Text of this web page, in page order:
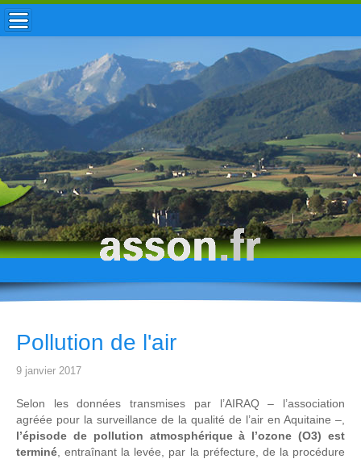
ACCUEIL / INFOS
MUNICIPALITÉ
VIE LOCALE
ENFANCE
TOURISME
HISTOIRE
Pollution de l'air
9 janvier 2017
Selon les données transmises par l’AIRAQ – l’association
agréée pour la surveillance de la qualité de l’air en Aquitaine –,
l’épisode de pollution atmosphérique à l’ozone (O3) est
terminé , entraînant la levée, par la préfecture, de la procédure